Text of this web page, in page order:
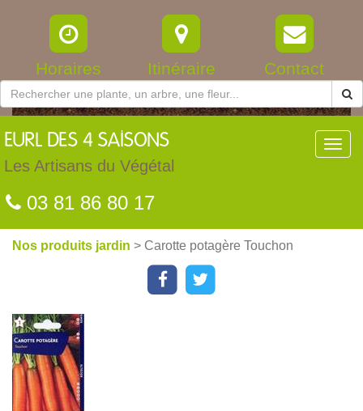
Horaires Itinéraire Contact
EURL DES 4 SAISONS
Les Artisans du Végétal
03 81 86 80 17
Nos produits jardin > Carotte potagère Touchon